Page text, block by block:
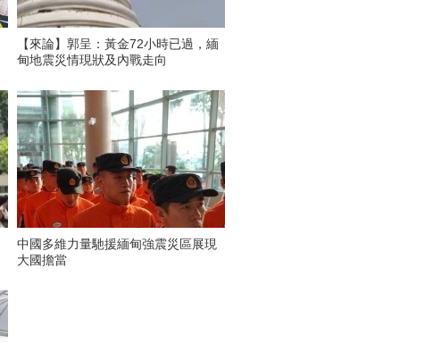
【來論】郭呈：黃金72小時已過，緬
甸地震災情現狀及內戰走向
中國多維力量馳援緬甸強震災區展現
大國擔當